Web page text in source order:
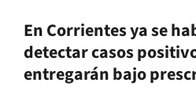
En Corrientes ya se
detectar casos
entregarán bajo